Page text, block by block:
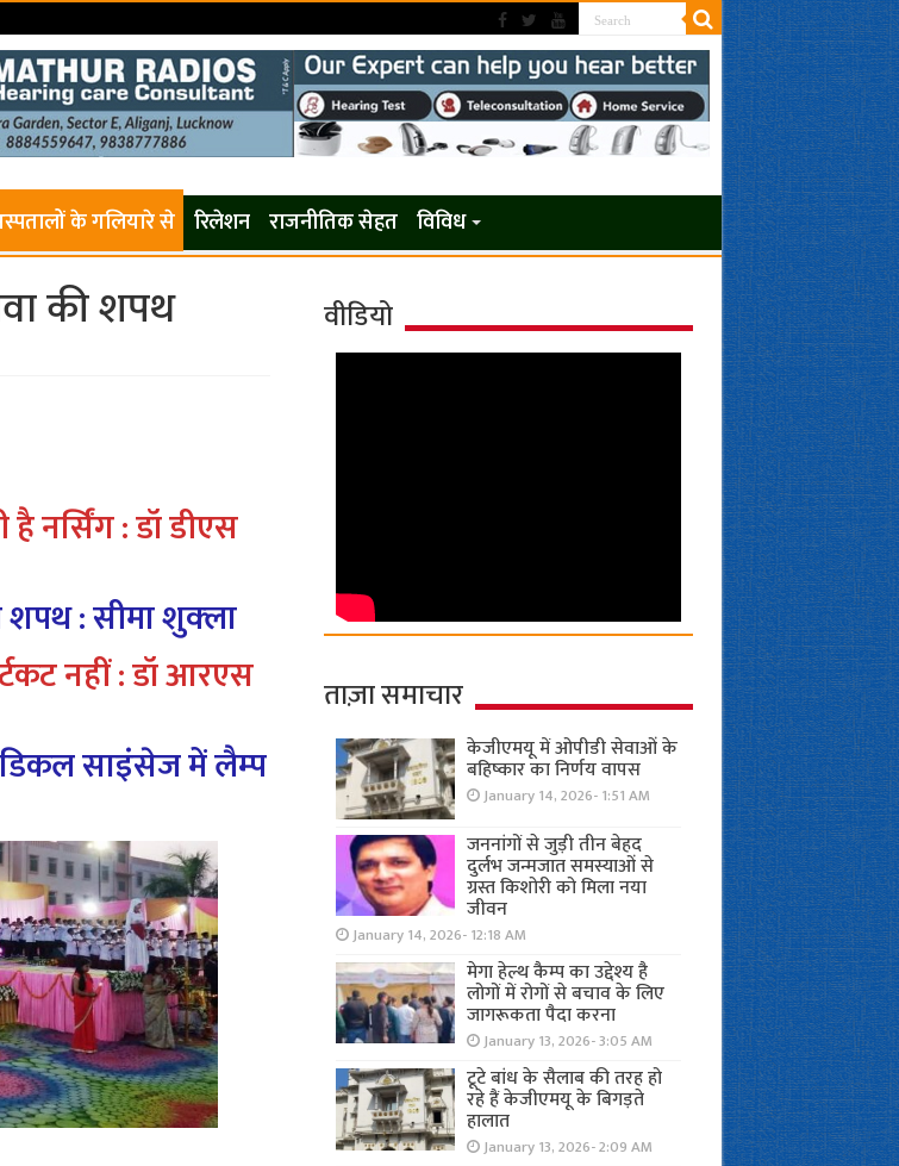
के गलियारे से रिलेशन राजनीतिक सेहत विविध
की शपथ
नर्सिंग : डॉ डीएस
शपथ : सीमा शुक्‍ला
नहीं : डॉ आरएस
साइंसेज में लैम्‍प
वीडियो
ताज़ा समाचार
केजीएमयू में ओपीडी सेवाओं के
बहिष्कार का निर्णय वापस
January 14, 2026- 1:51 AM
जननांगों से जुड़ी तीन बेहद
दुर्लभ जन्मजात समस्याओं से
ग्रस्त किशोरी को मिला नया
जीवन
January 14, 2026- 12:18 AM
मेगा हेल्थ कैम्प का उद्देश्य है
लोगों में रोगों से बचाव के लिए
जागरूकता पैदा करना
January 13, 2026- 3:05 AM
टूटे बांध के सैलाब की तरह हो
रहे हैं केजीएमयू के बिगड़ते
हालात
January 13, 2026- 2:09 AM